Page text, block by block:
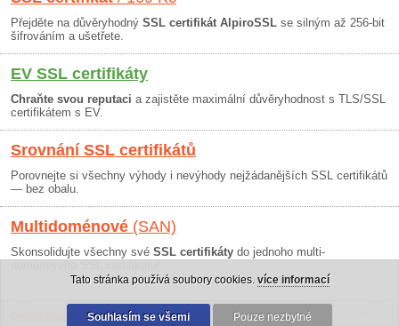
Přejděte na důvěryhodný SSL certifikát AlpiroSSL se silným až 256-bit
šifrováním a ušetřete.
EV SSL certifikáty
Chraňte svou reputaci a zajistěte maximální důvěryhodnost s TLS/SSL
certifikátem s EV.
Srovnání SSL certifikátů
Porovnejte si všechny výhody i nevýhody nejžádanějších SSL certifikátů
— bez obalu.
Multidoménové (SAN)
Skonsolidujte všechny své SSL certifikáty do jednoho multi-
Obchodní podmínky|30 dní záruka
Tato stránka používá soubory cookies. více informací
Souhlasím se všemi Pouze nezbytné